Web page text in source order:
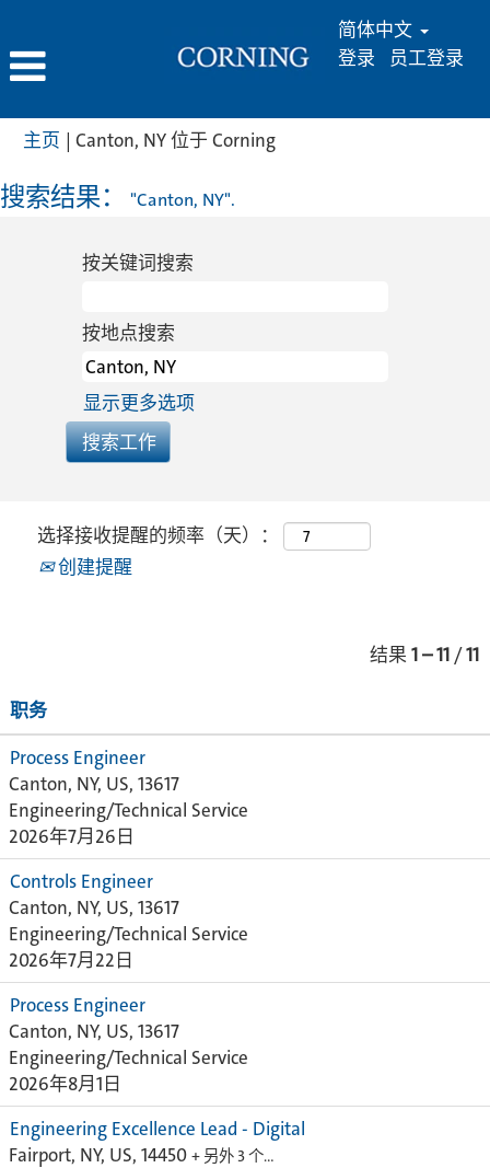
简体中文
登录
员工登录
主页 | Canton, NY 位于 Corning（当
搜索结果： "Canton, NY".
按关键词搜索
按地点搜索
显示更多选项
选择接收提醒的频率（天）：
创建提醒
结果 1 – 11 /11
职务
Process Engineer
Canton, NY, US, 13617
Engineering/Technical Service
2026年7月26日
Controls Engineer
Canton, NY, US, 13617
Engineering/Technical Service
2026年7月22日
Process Engineer
Canton, NY, US, 13617
Engineering/Technical Service
2026年8月1日
Engineering Excellence Lead - Digital
Fairport, NY, US, 14450 + 另外 3 个…